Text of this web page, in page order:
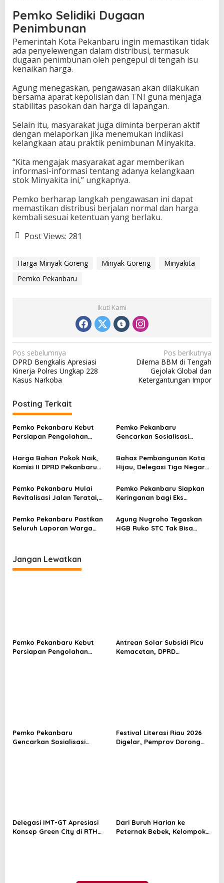
Pemko Selidiki Dugaan
Penimbunan
Pemerintah Kota Pekanbaru ingin memastikan tidak
ada penyelewengan dalam distribusi, termasuk
dugaan penimbunan oleh pengepul di tengah isu
kenaikan harga.
Agung menegaskan, pengawasan akan dilakukan
bersama aparat kepolisian dan TNI guna menjaga
stabilitas pasokan dan harga di lapangan.
Selain itu, masyarakat juga diminta berperan aktif
dengan melaporkan jika menemukan indikasi
kelangkaan atau praktik penimbunan Minyakita.
“Kita mengajak masyarakat agar memberikan
informasi-informasi tentang adanya kelangkaan
stok Minyakita ini,” ungkapnya.
Pemko berharap langkah pengawasan ini dapat
memastikan distribusi berjalan normal dan harga
kembali sesuai ketentuan yang berlaku.
Post Views: 281
Harga Minyak Goreng Minyak Goreng
Minyakita
Pemko Pekanbaru
Ikuti Kami
N
a
v
g
a
s
p
s
Pos sebelumnya
DPRD Bengkalis Apresiasi
Kinerja Polres Ungkap 228
Kasus Narkoba
Pos berikutnya
Dilema BBM di Tengah
Gejolak Global dan
Ketergantungan Impor
Posting Terkait
Pemko Pekanbaru Kebut
Persiapan Pengolahan
TPA Muara Fajar II
Pemko Pekanbaru
Gencarkan Sosialisasi
Kalangan Pelajar
Harga Bahan Pokok Naik,
Komisi II DPRD Pekanbaru
Ketahanan Pangan
Bahas Pembangunan Kota
Hijau, Delegasi Tiga Negara
Pemko Pekanbaru Mulai
Revitalisasi Jalan Teratai,
Prioritas
Pemko Pekanbaru Siapkan
Keringanan bagi Eks
Pemko Pekanbaru Pastikan
Seluruh Laporan Warga
Agung Nugroho Tegaskan
HGB Ruko STC Tak Bisa
Jangan Lewatkan
Pemko Pekanbaru Kebut
Persiapan Pengolahan
Antrean Solar Subsidi Picu
Kemacetan, DPRD
Pemko Pekanbaru
Gencarkan Sosialisasi
Festival Literasi Riau 2026
Digelar, Pemprov Dorong
Delegasi IMT-GT Apresiasi
Konsep Green City di RTH
Dari Buruh Harian ke
Peternak Bebek, Kelompok